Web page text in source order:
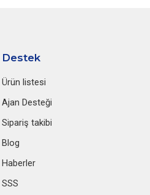
Destek
Ürün listesi
Ajan Desteği
Sipariş takibi
Blog
Haberler
SSS